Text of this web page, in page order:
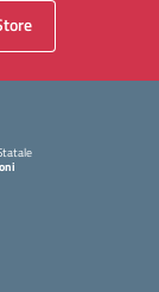
iniziale della scuola